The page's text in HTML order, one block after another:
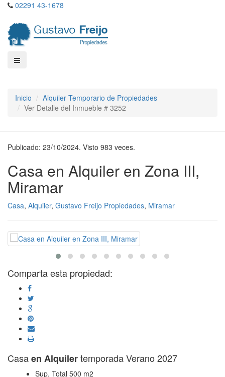
02291 43-1678
Inicio
Alquiler Temporario de Propiedades
Ver Detalle del Inmueble # 3252
Publicado: 23/10/2024. Visto 983 veces.
Casa en Alquiler en Zona III,
Miramar
Casa, Alquiler, Gustavo Freijo Propiedades, Miramar
Comparta esta propiedad:
Casaen Alquilertemporada Verano 2027
Sup. Total 500 m2